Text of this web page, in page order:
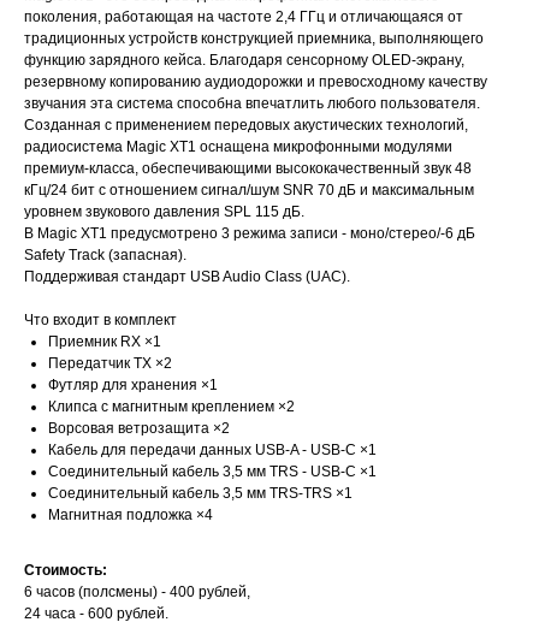
поколения, работающая на частоте 2,4 ГГц и отличающаяся от
традиционных устройств конструкцией приемника, выполняющего
функцию зарядного кейса. Благодаря сенсорному OLED-экрану,
резервному копированию аудиодорожки и превосходному качеству
звучания эта система способна впечатлить любого пользователя.
Созданная с применением передовых акустических технологий,
радиосистема Magic XT1 оснащена микрофонными модулями
премиум-класса, обеспечивающими высококачественный звук 48
кГц/24 бит с отношением сигнал/шум SNR 70 дБ и максимальным
уровнем звукового давления SPL 115 дБ.
В Magic XT1 предусмотрено 3 режима записи - моно/стерео/-6 дБ
Safety Track (запасная).
Поддерживая стандарт USB Audio Class (UAC).
Что входит в комплект
Приемник RX ×1
Передатчик TX ×2
Футляр для хранения ×1
Клипса с магнитным креплением ×2
Ворсовая ветрозащита ×2
Кабель для передачи данных USB-A - USB-C ×1
Соединительный кабель 3,5 мм TRS - USB-C ×1
Соединительный кабель 3,5 мм TRS-TRS ×1
Магнитная подложка ×4
Стоимость:
6 часов (полсмены) - 400 рублей,
24 часа - 600 рублей.